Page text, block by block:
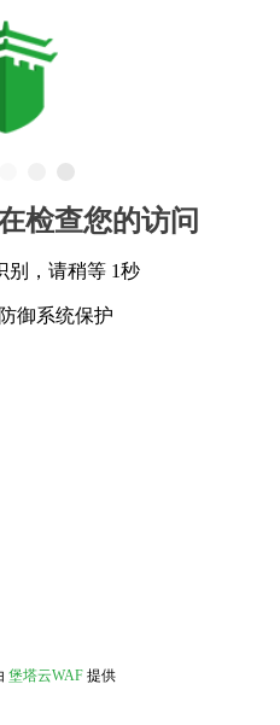
检查您的访问
别，请稍等 1秒
御系统保护
堡塔云WAF 提供